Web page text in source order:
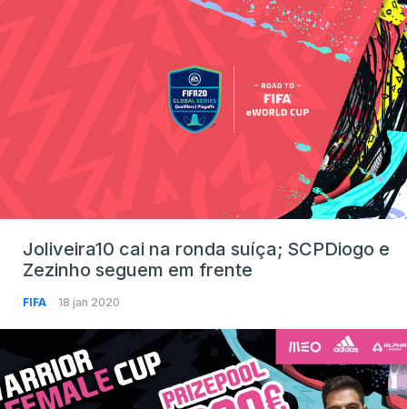
Joliveira10 cai na ronda suíça; SCPDiogo e
Zezinho seguem em frente
FIFA 18 jan 2020